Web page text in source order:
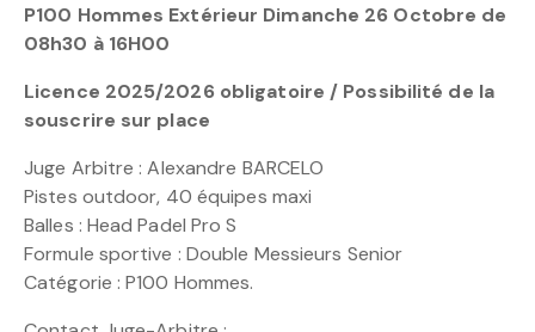
P100 Hommes Extérieur Dimanche 26 Octobre de
08h30 à 16H00
Licence 2025/2026 obligatoire / Possibilité de la
souscrire sur place
Juge Arbitre : Alexandre BARCELO
Pistes outdoor, 40 équipes maxi
Balles : Head Padel Pro S
Formule sportive : Double Messieurs Senior
Catégorie : P100 Hommes.